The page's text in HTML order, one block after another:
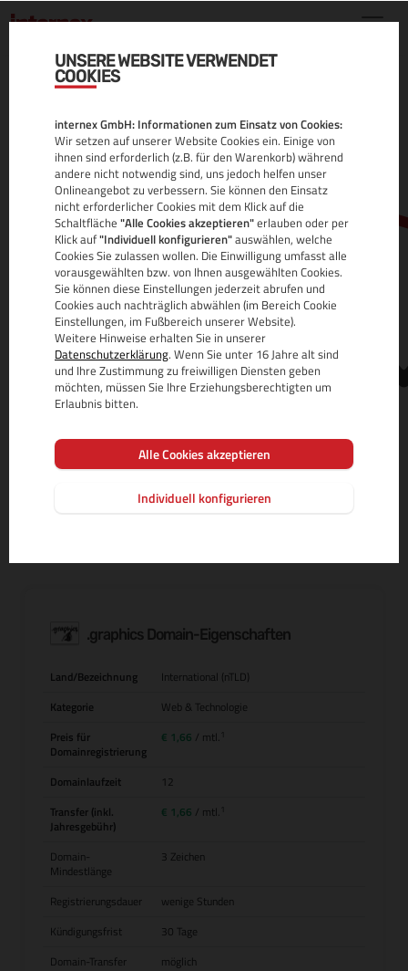
UNSERE WEBSITE VERWENDET
COOKIES
internex GmbH: Informationen zum Einsatz von Cookies:
Wir setzen auf unserer Website Cookies ein. Einige von
ihnen sind erforderlich (z.B. für den Warenkorb) während
andere nicht notwendig sind, uns jedoch helfen unser
Onlineangebot zu verbessern. Sie können den Einsatz
nicht erforderlicher Cookies mit dem Klick auf die
Schaltfläche "Alle Cookies akzeptieren"erlauben oder per
Klick auf"Individuell konfigurieren"auswählen, welche
Cookies Sie zulassen wollen. Die Einwilligung umfasst alle
vorausgewählten bzw. von Ihnen ausgewählten Cookies.
Sie können diese Einstellungen jederzeit abrufen und
Cookies auch nachträglich abwählen (im Bereich Cookie
Einstellungen, im Fußbereich unserer Website).
Weitere Hinweise erhalten Sie in unserer
Datenschutzerklärung. Wenn Sie unter 16 Jahre alt sind
und Ihre Zustimmung zu freiwilligen Diensten geben
möchten, müssen Sie Ihre Erziehungsberechtigten um
Erlaubnis bitten.
Alle Cookies akzeptieren
Individuell konfigurieren
.GRAPHICS DOMAIN
ALLE INFOS
MEHR INFOS ZUR DOMAIN-ENDUNG
.graphics Domain-Eigenschaften
Land/Bezeichnung
International (nTLD)
Kategorie
Web & Technologie
Preis für
Domainregistrierung
€ 1,66 / mtl.
Domainlaufzeit
12
Transfer (inkl.
Jahresgebühr)
€ 1,66 / mtl.
Domain-
Mindestlänge
3 Zeichen
Registrierungsdauer
wenige Stunden
Kündigungsfrist
30 Tage
Domain-Transfer
möglich